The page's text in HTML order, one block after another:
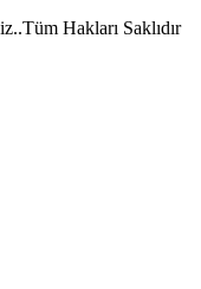
Hakları Saklıdır